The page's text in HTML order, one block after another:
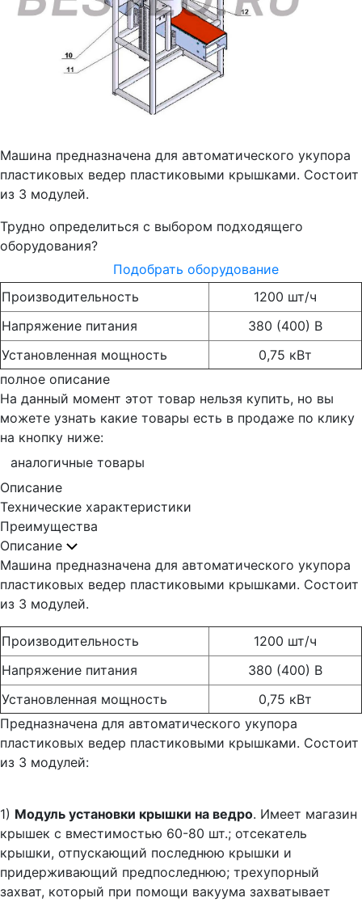
Машина предназначена для автоматического укупора
пластиковых ведер пластиковыми крышками. Состоит
из 3 модулей.
Трудно определиться с выбором подходящего
оборудования?
Подобрать оборудование
Производительность
1200 шт/ч
Напряжение питания
380 (400) В
Установленная мощность
0,75 кВт
полное описание
На данный момент этот товар нельзя купить, но вы
можете узнать какие товары есть в продаже по клику
на кнопку ниже:
аналогичные товары
Описание
Технические характеристики
Преимущества
Описание
Машина предназначена для автоматического укупора
пластиковых ведер пластиковыми крышками. Состоит
из 3 модулей.
Производительность
1200 шт/ч
Напряжение питания
380 (400) В
Установленная мощность
0,75 кВт
Предназначена для автоматического укупора
пластиковых ведер пластиковыми крышками. Состоит
из 3 модулей:
1) Модуль установки крышки на ведро. Имеет магазин
крышек с вместимостью 60-80 шт.; отсекатель
крышки, отпускающий последнюю крышки и
придерживающий предпоследнюю; трехупорный
захват, который при помощи вакуума захватывает